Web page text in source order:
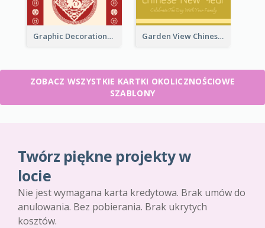
Graphic Decorations Chinese New Year Greeting Card Garden View Chinese New Year Greeting Card
ZOBACZ WSZYSTKIE KARTKI OKOLICZNOŚCIOWE
SZABLONY
Twórz piękne projekty w
locie
Nie jest wymagana karta kredytowa. Brak umów do
anulowania. Bez pobierania. Brak ukrytych
kosztów.